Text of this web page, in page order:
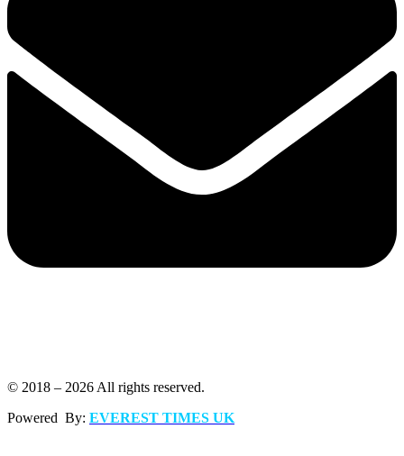
© 2018 – 2026 All rights reserved.
Powered By: EVEREST TIMES UK